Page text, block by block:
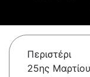
Περιστέρι
25ης